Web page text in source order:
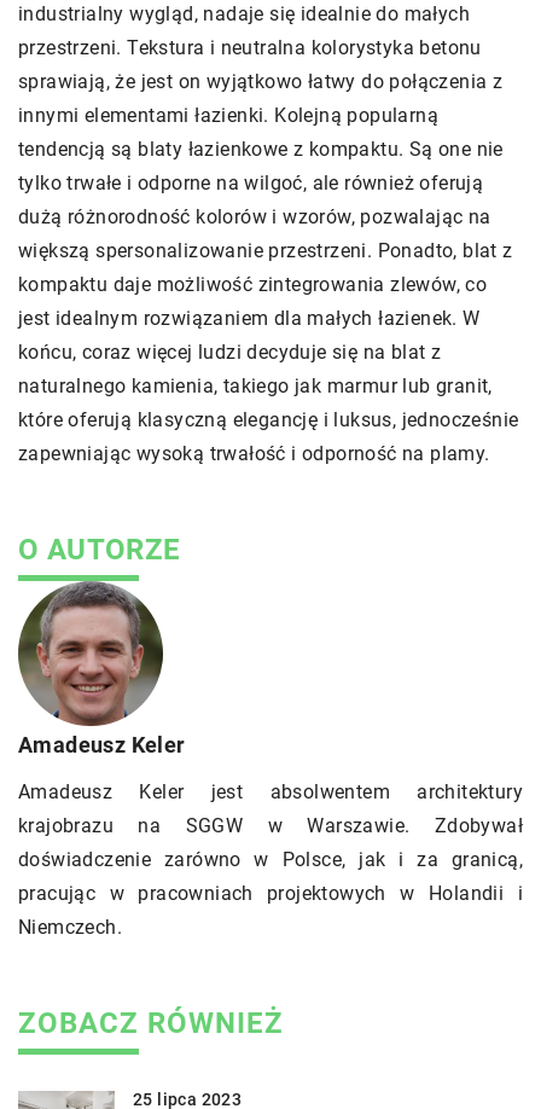
industrialny wygląd, nadaje się idealnie do małych
przestrzeni. Tekstura i neutralna kolorystyka betonu
sprawiają, że jest on wyjątkowo łatwy do połączenia z
innymi elementami łazienki. Kolejną popularną
tendencją są blaty łazienkowe z kompaktu. Są one nie
tylko trwałe i odporne na wilgoć, ale również oferują
dużą różnorodność kolorów i wzorów, pozwalając na
większą spersonalizowanie przestrzeni. Ponadto, blat z
kompaktu daje możliwość zintegrowania zlewów, co
jest idealnym rozwiązaniem dla małych łazienek. W
końcu, coraz więcej ludzi decyduje się na blat z
naturalnego kamienia, takiego jak marmur lub granit,
które oferują klasyczną elegancję i luksus, jednocześnie
zapewniając wysoką trwałość i odporność na plamy.
O AUTORZE
Amadeusz Keler
Amadeusz Keler jest absolwentem architektury
krajobrazu na SGGW w Warszawie. Zdobywał
doświadczenie zarówno w Polsce, jak i za granicą,
pracując w pracowniach projektowych w Holandii i
Niemczech.
ZOBACZ RÓWNIEŻ
25 lipca 2023